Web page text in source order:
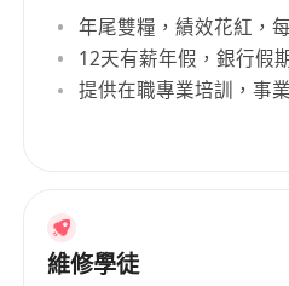
年尾雙糧，績效花紅，
12天有薪年假，銀行假
提供在職專業培訓，事
維修學徒